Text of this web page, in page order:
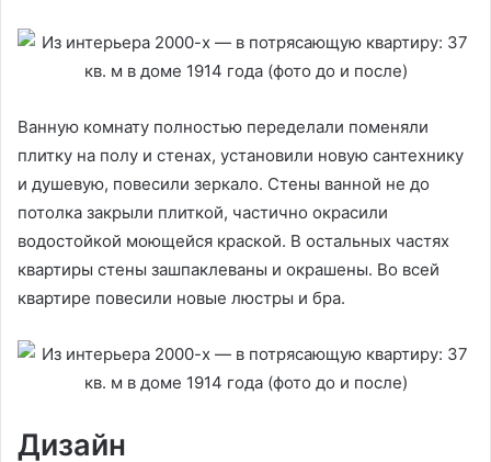
Ванную комнату полностью переделали поменяли
плитку на полу и стенах, установили новую сантехнику
и душевую, повесили зеркало. Стены ванной не до
потолка закрыли плиткой, частично окрасили
водостойкой моющейся краской. В остальных частях
квартиры стены зашпаклеваны и окрашены. Во всей
квартире повесили новые люстры и бра.
Дизайн